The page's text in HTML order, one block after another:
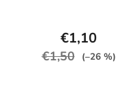
€1,10
€1,50 (–26 %)